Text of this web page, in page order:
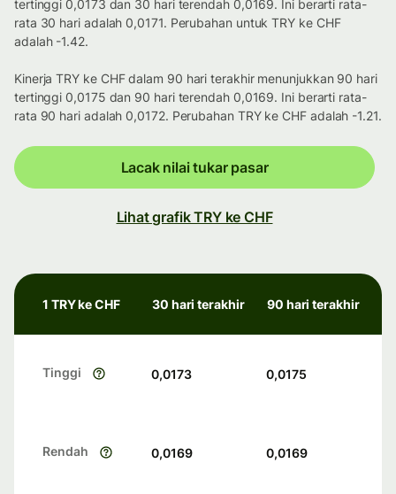
tertinggi 0,0173 dan 30 hari terendah 0,0169. Ini berarti rata-
rata 30 hari adalah 0,0171. Perubahan untuk TRY ke CHF
adalah -1.42.
Kinerja TRY ke CHF dalam 90 hari terakhir menunjukkan 90 hari
tertinggi 0,0175 dan 90 hari terendah 0,0169. Ini berarti rata-
rata 90 hari adalah 0,0172. Perubahan TRY ke CHF adalah -1.21.
Lacak nilai tukar pasar
Lihat grafik TRY ke CHF
1 TRY ke CHF 30 hari terakhir 90 hari terakhir
Tinggi 0,0173 0,0175
Rendah 0,0169 0,0169